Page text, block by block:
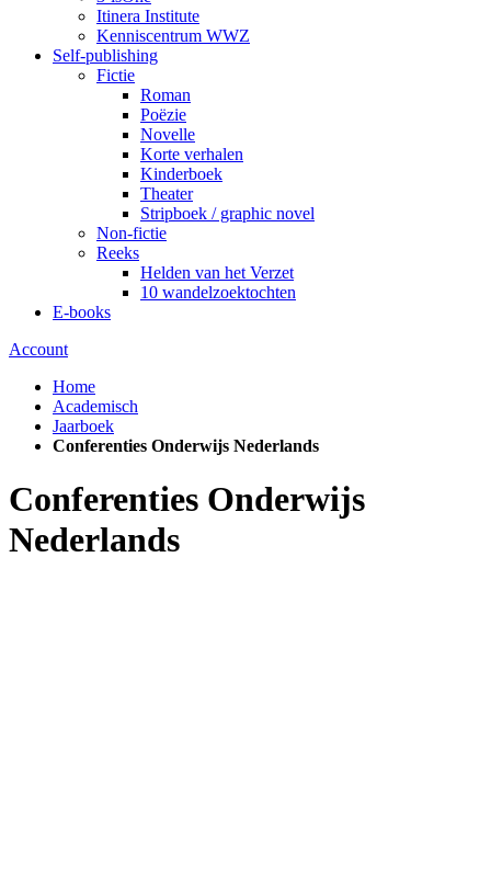
Itinera Institute
Kenniscentrum WWZ
Self-publishing
Fictie
Roman
Poëzie
Novelle
Korte verhalen
Kinderboek
Theater
Stripboek / graphic novel
Non-fictie
Reeks
Helden van het Verzet
10 wandelzoektochten
E-books
Account
Home
Academisch
Jaarboek
Conferenties Onderwijs Nederlands
Conferenties Onderwijs
Nederlands